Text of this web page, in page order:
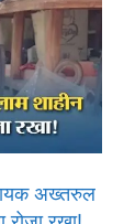
अख्तरुल